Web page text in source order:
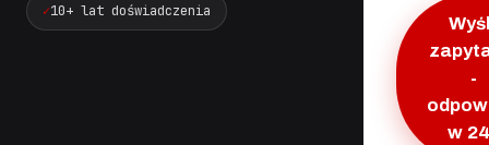
10+ lat doświadczenia
-
w